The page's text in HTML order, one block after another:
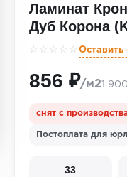
Ламинат
Дуб Корона
☆☆☆☆☆ Оставить
856 ₽/м21
снят с
Постоплата для
33